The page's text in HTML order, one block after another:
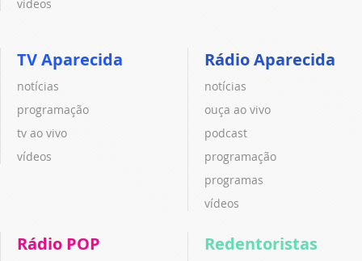
vídeos
TV Aparecida
notícias
programação
tv ao vivo
vídeos
Rádio Aparecida
notícias
ouça ao vivo
podcast
programação
programas
vídeos
Rádio POP Redentoristas